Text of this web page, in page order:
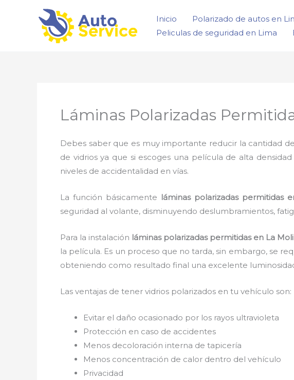
Inicio Polarizado de autos en
Peliculas de seguridad en Lima
Láminas Polarizadas
Debes saber que es muy importante reducir la cantidad
de vidrios ya que si escoges una película de alta
niveles de accidentalidad en vías.
La función básicamente láminas polarizadas permitidas
seguridad al volante, disminuyendo deslumbramientos,
Para la instalación láminas polarizadas permitidasen La
la película. Es un proceso que no tarda, sin embargo, se
obteniendo como resultado final una excelente
Las ventajas de tener vidrios polarizados en tu vehículo son:
Evitar el daño ocasionado por los rayos ultravioleta
Protección en caso de accidentes
Menos decoloración interna de tapicería
Menos concentración de calor dentro del vehículo
Privacidad